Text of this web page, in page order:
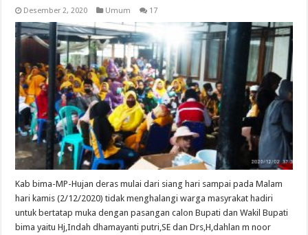
Desember 2, 2020 Umum 17
Kab bima-MP-Hujan deras mulai dari siang hari sampai pada Malam
hari kamis (2/12/2020) tidak menghalangi warga masyrakat hadiri
untuk bertatap muka dengan pasangan calon Bupati dan Wakil Bupati
bima yaitu Hj,Indah dhamayanti putri,SE dan Drs,H,dahlan m noor